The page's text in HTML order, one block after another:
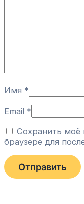
Имя *
Email *
Сохранить моё
браузере для